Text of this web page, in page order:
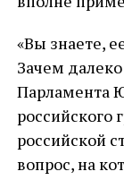
«Вы знаете,
Зачем
Парламента
российского
российской
вопрос, на